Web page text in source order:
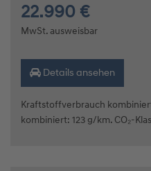
22.990 €
MwSt. ausweisbar
Details ansehen
Kraftstoffverbrauch
kombiniert: 123 g/km. CO₂-